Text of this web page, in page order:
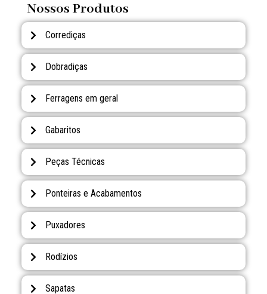
Nossos Produtos
Corrediças
Dobradiças
Ferragens em geral
Gabaritos
Peças Técnicas
Ponteiras e Acabamentos
Puxadores
Rodízios
Sapatas